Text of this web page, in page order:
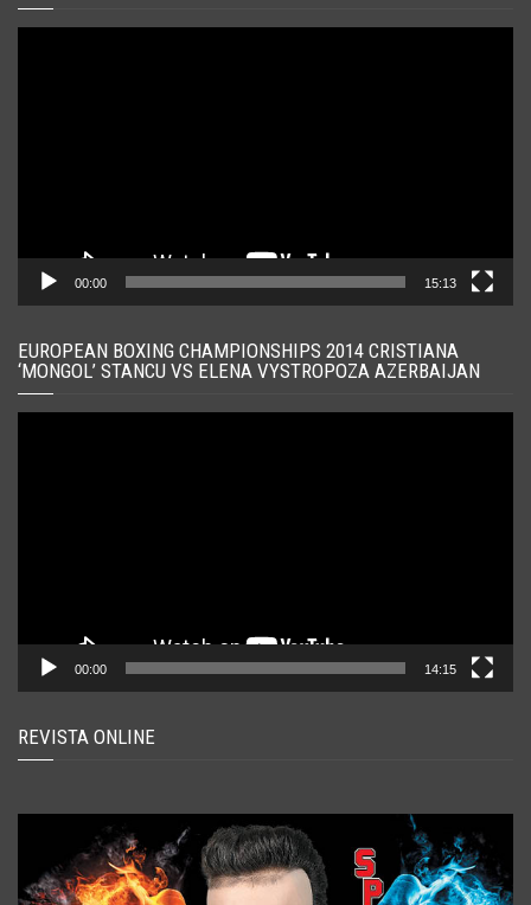
00:00 15:13
EUROPEAN BOXING CHAMPIONSHIPS 2014 CRISTIANA
‘MONGOL’ STANCU VS ELENA VYSTROPOZA AZERBAIJAN
00:00 14:15
REVISTA ONLINE